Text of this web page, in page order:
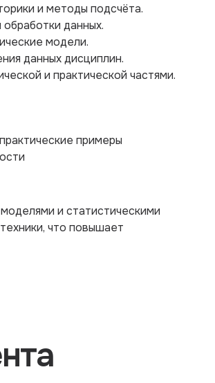
и методы подсчёта.
данных.
модели.
данных дисциплин.
и практической частями.
примеры
и статистическими
что повышает